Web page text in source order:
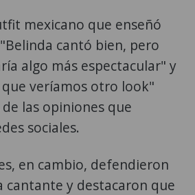
mexicano que enseñó
cantó bien, pero
algo más espectacular" y
veríamos otro look"
las opiniones que
sociales.
en cambio, defendieron
cantante y destacaron que